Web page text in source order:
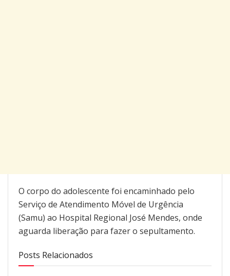
O corpo do adolescente foi encaminhado pelo
Serviço de Atendimento Móvel de Urgência
(Samu) ao Hospital Regional José Mendes, onde
aguarda liberação para fazer o sepultamento.
Posts Relacionados